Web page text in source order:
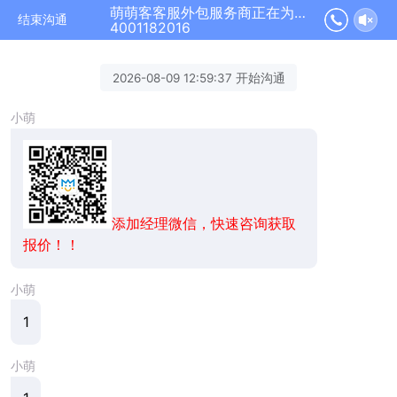
结束沟通
萌萌客客服外包服务商正在为您服务
4001182016
2026-08-09 12:59:37 开始沟通
小萌
添加经理微信，快速咨询获取
报价！！
小萌
1
小萌